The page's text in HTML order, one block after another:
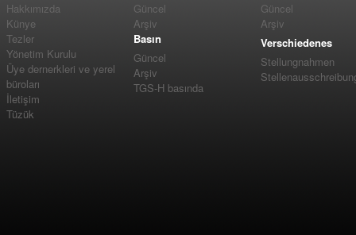
Hakkımızda
Künye
Tezler
Yönetim Kurulu
Üye dernerkleri ve yerel
büroları
İletişim
Tüzük
Güncel
Arşiv
Basın
Güncel
Arşiv
TGS-H basında
Güncel
Arşiv
Verschiedenes
Stellungnahmen